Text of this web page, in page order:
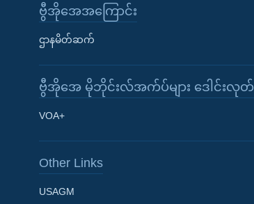
Learning English
ဗွီအိုအေအကြောင်း
ဌာနမိတ်ဆက်
ဗွီအိုအေ မိုဘိုင်းလ်အက်ပ်များ ဒေါင်းလု
VOA+
Other Links
USAGM